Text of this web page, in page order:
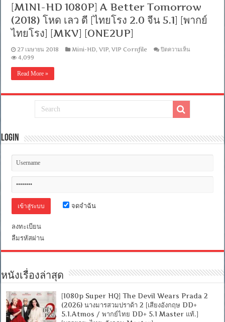
ไทย
+
[MASTER]
[MINI-HD 1080P] A Better Tomorrow
(2018) โหด เลว ดี [ไทยโรง 2.0 จีน 5.1] [พากย์
ไทยโรง] [MKV] [ONE2UP]
27 เมษายน 2018 Mini-HD,VIP,VIP Cornfile ปิดความเห็น
Tomorrow
[ไทย
โรง
[พากย์
4,099
Read More »
Login
จดจำฉัน
ลงทะเบียน
ลืมรหัสผ่าน
หนังเรื่องล่าสุด
[1080p Super HQ] The Devil Wears Prada 2
(2026) นางมารสวมปราด้า 2 [เสียงอังกฤษ DD+
5.1.Atmos / พากย์ไทย DD+ 5.1 Master แท้.]